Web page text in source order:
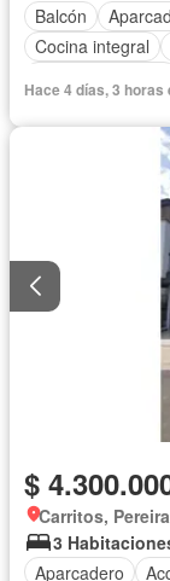
Balcón
Cocina integral
Hace 4 días, 3 horas
$
Carritos, Pereira
3
Aparcadero